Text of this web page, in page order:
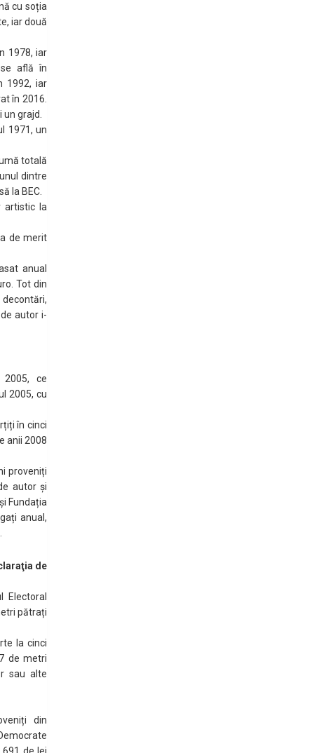
cu soția
iar două
1978, iar
află în
1992, iar
în 2016.
un grajd.
1971, un
totală
dintre
la BEC.
artistic la
de merit
anual
Tot din
autor i-
2005, ce
2005, cu
în cinci
anii 2008
proveniți
autor și
Fundația
anual,
de
Electoral
pătrați
la cinci
de metri
sau alte
din